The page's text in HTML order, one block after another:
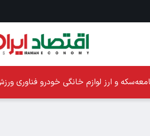
سکه و ارز لوازم خانگی خودرو فناوری